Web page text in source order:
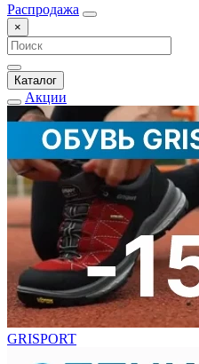
Распродажа
×
Каталог
Акции
GRISPORT